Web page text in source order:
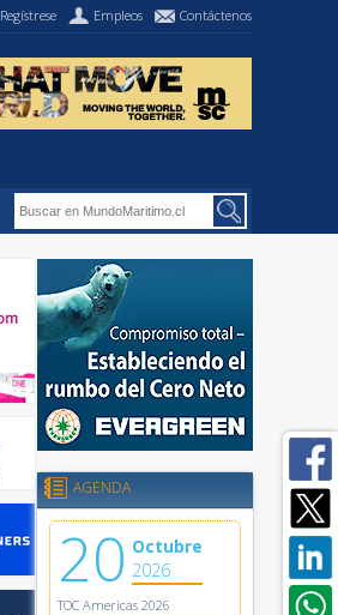
Regístrese Empleos Contáctenos
AGENDA
20 Octubre
2026
TOC Americas 2026